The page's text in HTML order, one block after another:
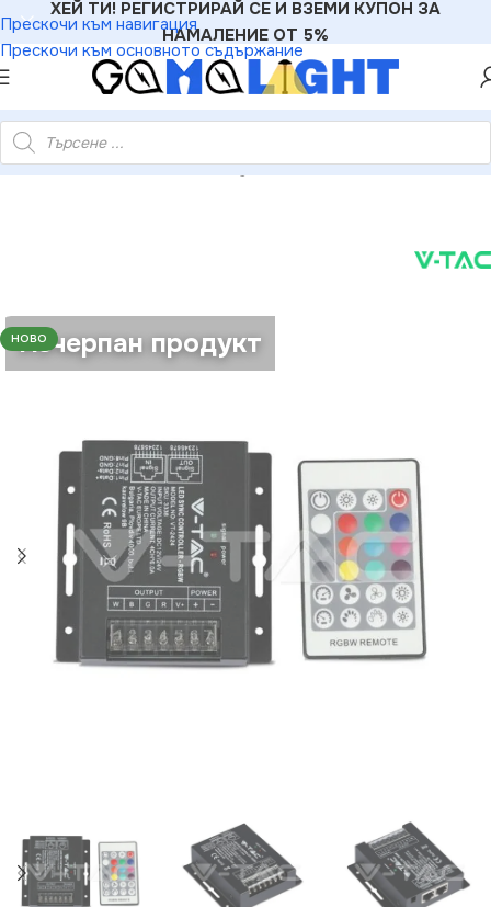
Прескочи към навигация
Прескочи към основното съдържание
ХЕЙ ТИ! РЕГИСТРИРАЙ СЕ И ВЗЕМИ КУПОН ЗА
НАМАЛЕНИЕ ОТ 5%
V-TAC VT-3338 LED RGBW Sync Контролер с 24B BF Димер
НОВО
Изчерпан продукт
Изчерпан продукт